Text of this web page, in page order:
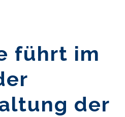
führt im
der